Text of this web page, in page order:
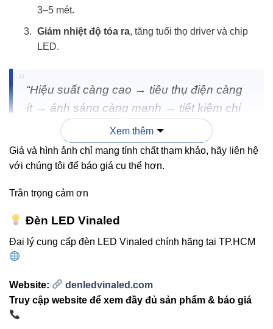
3–5 mét.
Giảm nhiệt độ tỏa ra, tăng tuổi thọ driver và chip
LED.
“Hiệu suất càng cao → tiêu thụ điện càng
ít → ánh sáng càng mạnh → tiết kiệm chi
phí vận hành lâu dài.”
vs. các loại đèn khác
TIÊU
BL-A15
15W
BÓNG
COMPACT
BÓNG
LED GIÁ
Quang
thông
1850–
1950lm
1200–
1500lm
1300lm
Xem thêm
Giá và hình ảnh chỉ mang tính chất tham khảo, hãy liên hệ
với chúng tôi để báo giá cụ thể hơn.
Trân trọng cảm ơn
Đèn LED Vinaled
Đại lý cung cấp đèn LED Vinaled chính hãng tại TP.HCM
Website:
denledvinaled.com
Truy cập website để xem đầy đủ sản phẩm & báo giá